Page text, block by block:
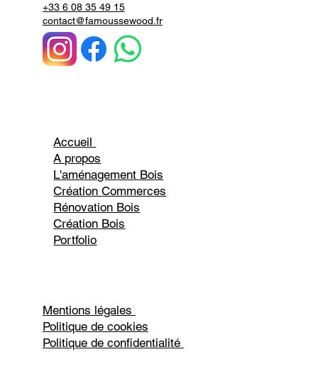
+33 6 08 35 49 15
contact@famoussewood.fr
Accueil
A propos
L'aménagement Bois
Création Commerces
Rénovation Bois
Création Bois
Portfolio
Mentions légales
Politique de cookies
Politique de confidentialité